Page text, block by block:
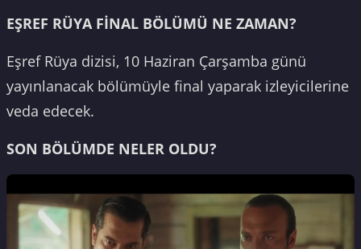
EŞREF RÜYA FİNAL BÖLÜMÜ NE ZAMAN?
Eşref Rüya dizisi, 10 Haziran Çarşamba günü
yayınlanacak bölümüyle final yaparak izleyicilerine
veda edecek.
SON BÖLÜMDE NELER OLDU?